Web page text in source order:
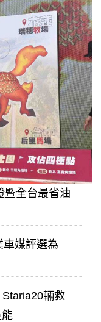
暨全台最省油
車媒評選為
輛救